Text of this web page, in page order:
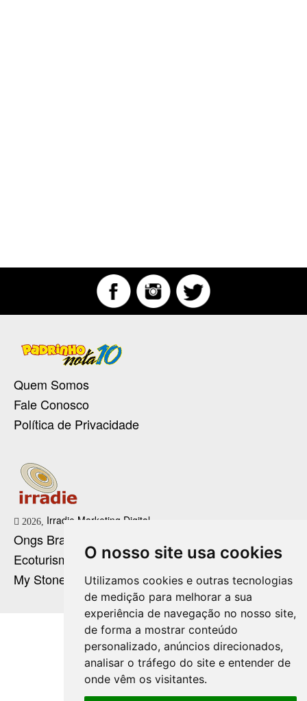
O nosso site usa cookies
Utilizamos cookies e outras tecnologias
de medição para melhorar a sua
experiência de navegação no nosso site,
de forma a mostrar conteúdo
personalizado, anúncios direcionados,
analisar o tráfego do site e entender de
onde vêm os visitantes.
Quem Somos
Fale Conosco
Política de Privacidade
2026, Irradie Marketing Digital
Ongs Brasil
Ecoturismo no Brasil
My Stone Cristaloterapia